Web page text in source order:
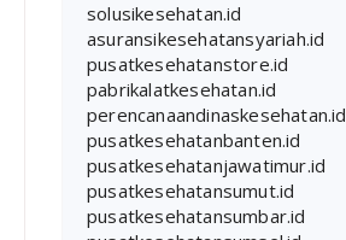
solusikesehatan.id
asuransikesehatansyariah.id
pusatkesehatanstore.id
pabrikalatkesehatan.id
perencanaandinaskesehatan.id
pusatkesehatanbanten.id
pusatkesehatanjawatimur.id
pusatkesehatansumut.id
pusatkesehatansumbar.id